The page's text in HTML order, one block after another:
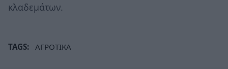
κλαδεμάτων.
TAGS: ΑΓΡΟΤΙΚΑ